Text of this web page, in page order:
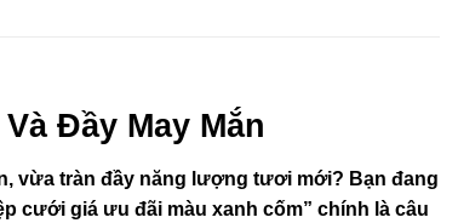
Đầy May Mắn
vừa tràn đầy năng lượng tươi mới? Bạn đang
cưới giá ưu đãi màu xanh cốm” chính là câu